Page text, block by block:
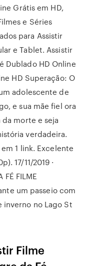
Grátis em HD,
e Séries
para Assistir
e Tablet. Assistir
Dublado HD Online
HD Superação: O
adolescente de
e sua mãe fiel ora
morte e seja
verdadeira.
1 link. Excelente
17/11/2019 ·
FÉ FILME
um passeio com
inverno no Lago St
Filme